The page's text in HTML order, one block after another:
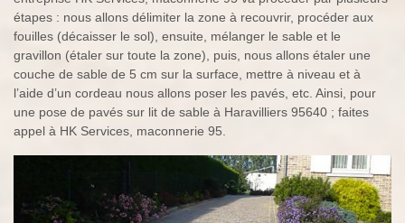
étapes : nous allons délimiter la zone à recouvrir, procéder aux
fouilles (décaisser le sol), ensuite, mélanger le sable et le
gravillon (étaler sur toute la zone), puis, nous allons étaler une
couche de sable de 5 cm sur la surface, mettre à niveau et à
l’aide d’un cordeau nous allons poser les pavés, etc. Ainsi, pour
une pose de pavés sur lit de sable à Haravilliers 95640 ; faites
appel à HK Services, maconnerie 95.